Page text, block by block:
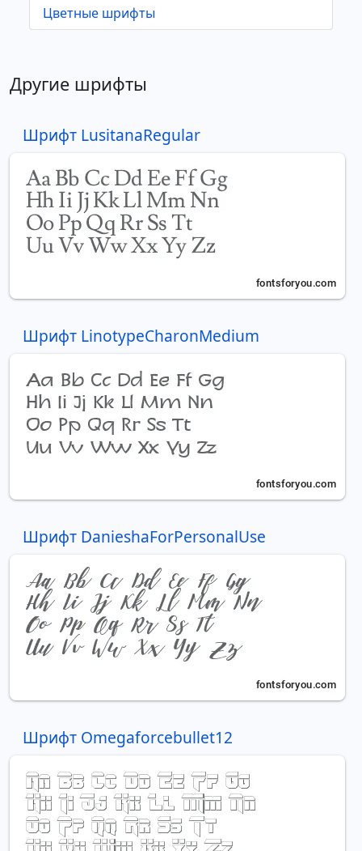
Цветные шрифты
Другие шрифты
Шрифт LusitanaRegular
Шрифт LinotypeCharonMedium
Шрифт DanieshaForPersonalUse
Шрифт Omegaforcebullet12